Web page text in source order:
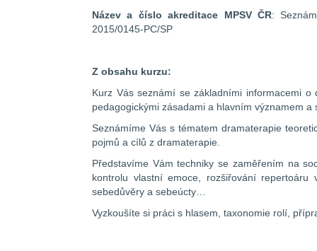
Název a číslo akreditace MPSV ČR:
2015/0145-PC/SP
Z obsahu kurzu:
Kurz Vás seznámí se základními informacemi
pedagogickými zásadami a hlavním významem a
Seznámíme Vás s tématem dramaterapie
pojmů a cílů z dramaterapie.
Představíme Vám techniky se zaměřením na
kontrolu vlastní emoce, rozšiřování
sebedůvěry a sebeúcty…
Vyzkoušíte si práci s hlasem, taxonomie rolí,